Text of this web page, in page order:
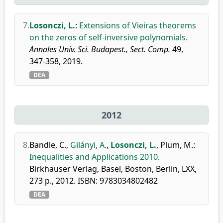
7.Losonczi, L.: Extensions of Vieiras theorems
on the zeros of self-inversive polynomials.
Annales Univ. Sci. Budapest., Sect. Comp. 49,
347-358, 2019.
DEA
2012
8.Bandle, C., Gilányi, A., Losonczi, L., Plum, M.:
Inequalities and Applications 2010.
Birkhauser Verlag, Basel, Boston, Berlin, LXX,
273 p., 2012. ISBN: 9783034802482
DEA